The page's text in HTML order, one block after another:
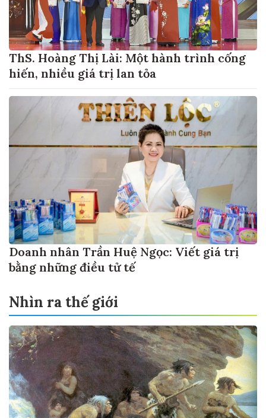
ThS. Hoàng Thị Lài: Một hành trình cống
hiến, nhiều giá trị lan tỏa
Doanh nhân Trần Huệ Ngọc: Viết giá trị
bằng những điều tử tế
Nhìn ra thế giới